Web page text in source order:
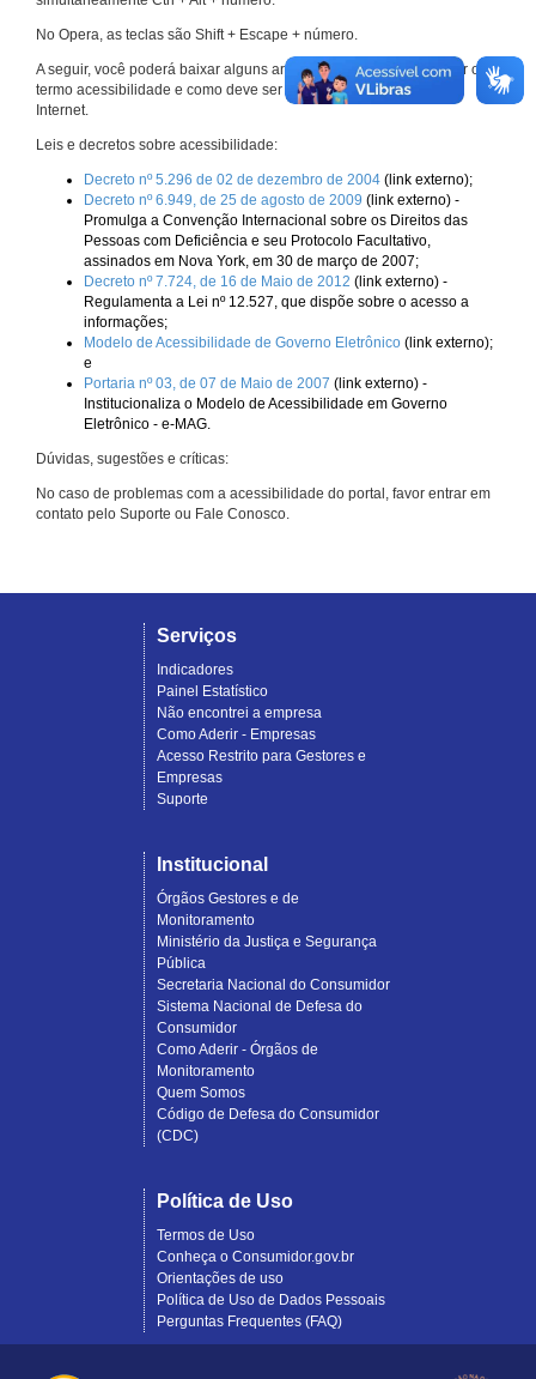
No Opera, as teclas são Shift + Escape + número.
A seguir, você poderá baixar alguns arquivos que explicam melhor o
termo acessibilidade e como deve ser implementado nos sites da
Internet.
Leis e decretos sobre acessibilidade:
Decreto nº 5.296 de 02 de dezembro de 2004 (link externo);
Decreto nº 6.949, de 25 de agosto de 2009 (link externo) -
Promulga a Convenção Internacional sobre os Direitos das
Pessoas com Deficiência e seu Protocolo Facultativo,
assinados em Nova York, em 30 de março de 2007;
Decreto nº 7.724, de 16 de Maio de 2012 (link externo) -
Regulamenta a Lei nº 12.527, que dispõe sobre o acesso a
informações;
Modelo de Acessibilidade de Governo Eletrônico (link externo);
e
Portaria nº 03, de 07 de Maio de 2007 (link externo) -
Institucionaliza o Modelo de Acessibilidade em Governo
Eletrônico - e-MAG.
Dúvidas, sugestões e críticas:
No caso de problemas com a acessibilidade do portal, favor entrar em
contato pelo Suporte ou Fale Conosco.
Serviços
Indicadores
Painel Estatístico
Não encontrei a empresa
Como Aderir - Empresas
Acesso Restrito para Gestores e
Empresas
Suporte
Institucional
Órgãos Gestores e de
Monitoramento
Ministério da Justiça e Segurança
Pública
Secretaria Nacional do Consumidor
Sistema Nacional de Defesa do
Consumidor
Como Aderir - Órgãos de
Monitoramento
Quem Somos
Código de Defesa do Consumidor
(CDC)
Política de Uso
Termos de Uso
Conheça o Consumidor.gov.br
Orientações de uso
Política de Uso de Dados Pessoais
Perguntas Frequentes (FAQ)